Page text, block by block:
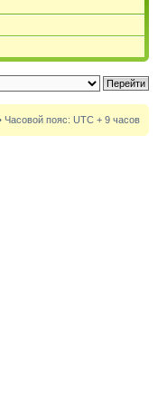
Часовой пояс: UTC + 9 часов